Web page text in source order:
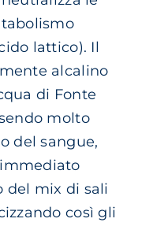
lattico). Il
alcalino
di Fonte
molto
del sangue,
del mix di sali
così gli